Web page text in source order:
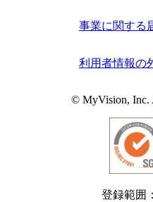
事業に関する
利用者情報の
© MyVision, Inc.
登録範囲